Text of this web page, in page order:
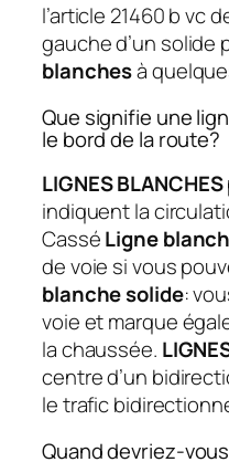
l’article 21460 b vc
gauche d’un solide
blanchesà
Que signifie une
le bord de la route?
LIGNES BLANCHES
indiquent la
CasséLigne
de voie si vous
blanche solide:
voie et marque
la chaussée.
centre d’un
le trafic
Quand devriez-